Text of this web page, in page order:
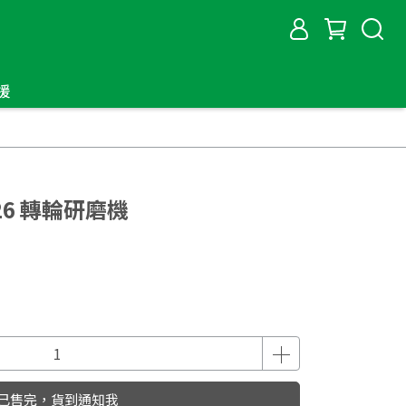
轉輪研磨機
售完，貨到通知我